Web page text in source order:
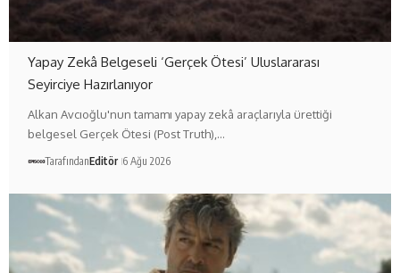
Yapay Zekâ Belgeseli ‘Gerçek Ötesi’ Uluslararası
Seyirciye Hazırlanıyor
Alkan Avcıoğlu'nun tamamı yapay zekâ araçlarıyla ürettiği
belgesel Gerçek Ötesi (Post Truth),…
TarafındanEditör 6 Ağu 2026